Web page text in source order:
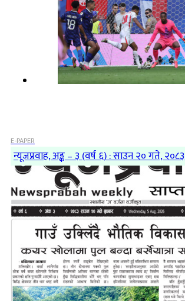
E-PAPER
न्यूजप्रवाह, अङ्क – ३ (वर्ष ६) : साउन २० गते, २०८३